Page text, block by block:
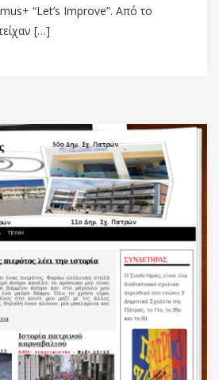
“Let’s Improve”. Από το
[…]